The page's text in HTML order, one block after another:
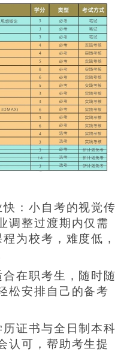
快：小自考的视觉传
调整过渡期内仅需
为校考，难度低，
合在职考生，随时随
松安排自己的备考
历证书与全日制本科
认可，帮助考生提